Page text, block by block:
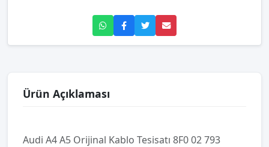
Ürün Açıklaması
Audi A4 A5 Orijinal Kablo Tesisatı 8F0 02 793